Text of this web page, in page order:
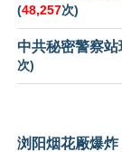
(48,257次)
中共秘密警察
次)
浏阳烟花厰爆